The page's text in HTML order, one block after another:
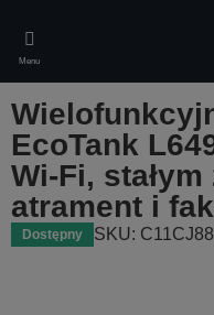
main
content
Menu
EcoTank
Wi-Fi,
atrament i
Dostępny SKU: